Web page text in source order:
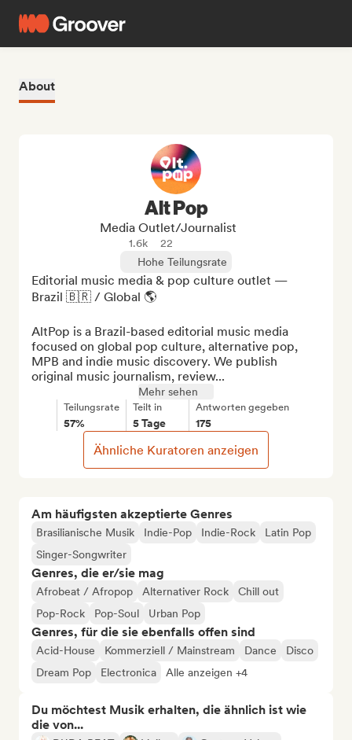
About
Am häufigsten akzeptierte Genres
Brasilianische Musik Indie-Pop Indie-Rock
Latin Pop
Singer-Songwriter
Genres, die er/sie mag
Afrobeat / Afropop Alternativer Rock
Chill out
Pop-Rock
Pop-Soul Urban Pop
Genres, für die sie ebenfalls offen sind
Acid-House Kommerziell / Mainstream Dance
Disco
Dream Pop
Electronica Alle anzeigen +4
Du möchtest Musik erhalten, die ähnlich ist wie
die von...
Alt Pop
Media Outlet/Journalist
1.6k
22
Hohe Teilungsrate
Editorial music media & pop culture outlet —
Brazil 🇧🇷 / Global 🌎
AltPop is a Brazil-based editorial music media
focused on global pop culture, alternative pop,
MPB and indie music discovery. We publish
original music journalism, review...
Mehr sehen
Teilungsrate
57%
Teilt in
5 Tage
Antworten gegeben
175
Ähnliche Kuratoren anzeigen